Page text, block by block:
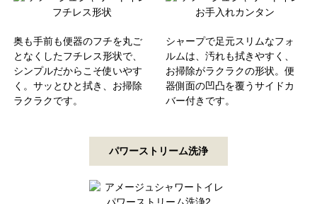
奥も手前も便器のフチを丸ご
となくしたフチレス形状で、
シンプルだからこそ使いやす
く。サッとひと拭き、お掃除
ラクラクです。
シャープで足元スリムなフォ
ルムは、汚れも拭きやすく、
お掃除がラクラクの形状。便
器側面の凹凸を覆うサイドカ
バー付きです。
パワーストリーム洗浄